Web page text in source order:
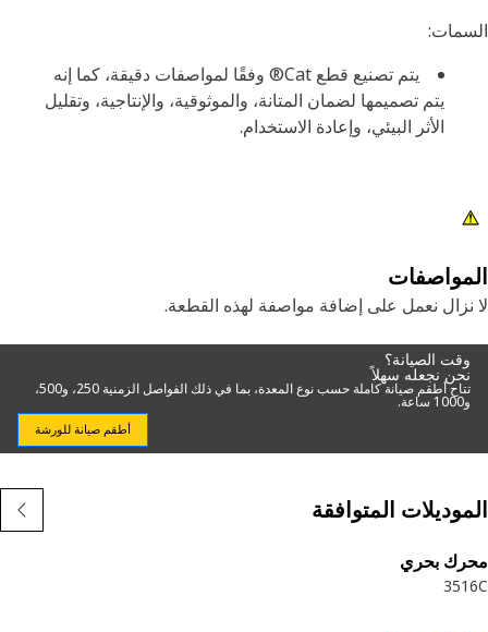
يتم تصنيع قطع Cat® وفقًا لمواصفات دقيقة، كما إنه
يتم تصميمها لضمان المتانة، والموثوقية، والإنتاجية، وتقليل
الأثر البيئي، وإعادة الاستخدام.
نعمل على إضافة مواصفة لهذه القطعة.
وقت الصيانة؟
نحن نجعله سهلاً
تتاح أطقم صيانة كاملة حسب نوع المعدة، بما في ذلك الفواصل الزمنية 250، و500،
أطقم صيانة للورشة
المتوافقة
بحري